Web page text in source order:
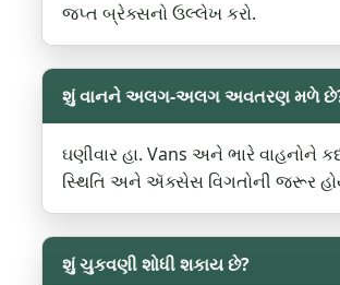
જપ્ત બ્રેક્સનો ઉલ્લેખ કરો.
શું વાનને અલગ-અલગ અવતરણ મળે
ઘણીવાર હા. Vans અને ભારે વાહનોને
સ્થિતિ અને ઍક્સેસ વિગતોની જરૂર
શું ચુકવણી શોધી શકાય છે?